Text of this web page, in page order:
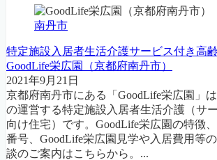
南丹市
特定施設入居者生活介護サービス付き高
GoodLife栄広園（京都府南丹市）
2021年9月21日
京都府南丹市にある「GoodLife栄広園」
の運営する特定施設入居者生活介護（サ
向け住宅）です。GoodLife栄広園の特徴
番号、GoodLife栄広園見学や入居費用等
談のご案内はこちらから。...